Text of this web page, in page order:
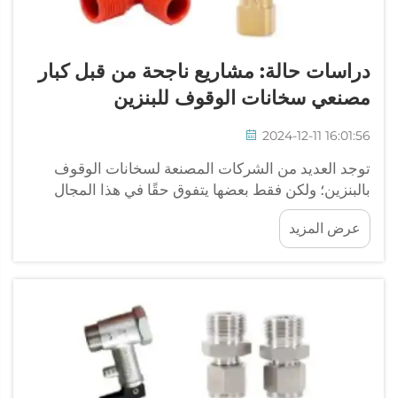
دراسات حالة: مشاريع ناجحة من قبل كبار
مصنعي سخانات الوقوف للبنزين
2024-12-11 16:01:56
توجد العديد من الشركات المصنعة لسخانات الوقوف
بالبنزين؛ ولكن فقط بعضها يتفوق حقًا في هذا المجال
المصنعة الموجودة حاليًا. لقد بذلنا الجهد، وحققت الكثير
من الإنجازات الرائعة في عالم سخانات الوقوف...
عرض المزيد